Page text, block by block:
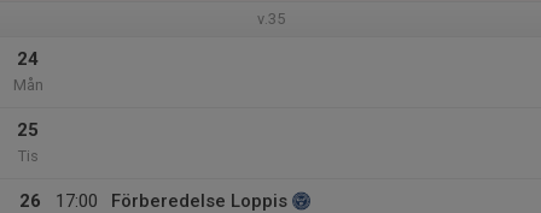
v.35
24
Mån
25
Tis
26
17:00
Förberedelse Loppis